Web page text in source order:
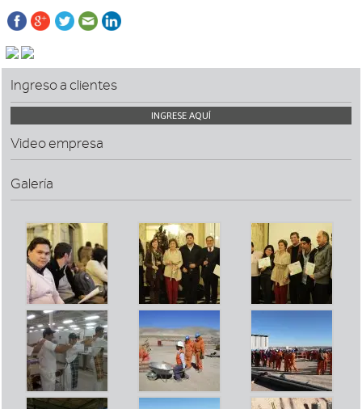
Ingreso a clientes
INGRESE AQUÍ
Video empresa
Galería